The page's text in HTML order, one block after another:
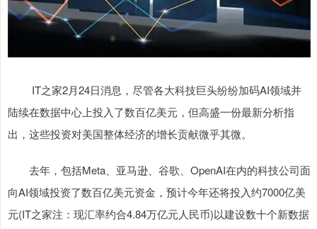
IT之家2月24日消息，尽管各大科技巨头纷纷加码AI领域并
陆续在数据中心上投入了数百亿美元，但高盛一份最新分析指
出，这些投资对美国整体经济的增长贡献微乎其微。
去年，包括Meta、亚马逊、谷歌、OpenAI在内的科技公司面
向AI领域投资了数百亿美元资金，预计今年还将投入约7000亿美
元(IT之家注：现汇率约合4.84万亿元人民币)以建设数十个新数据